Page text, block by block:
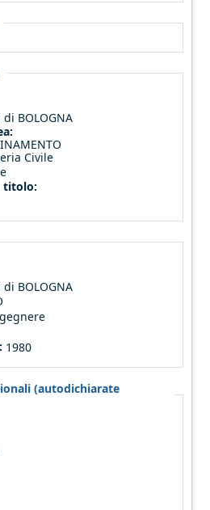
BOLOGNA
Civile
titolo:
BOLOGNA
1980
(autodichiarate